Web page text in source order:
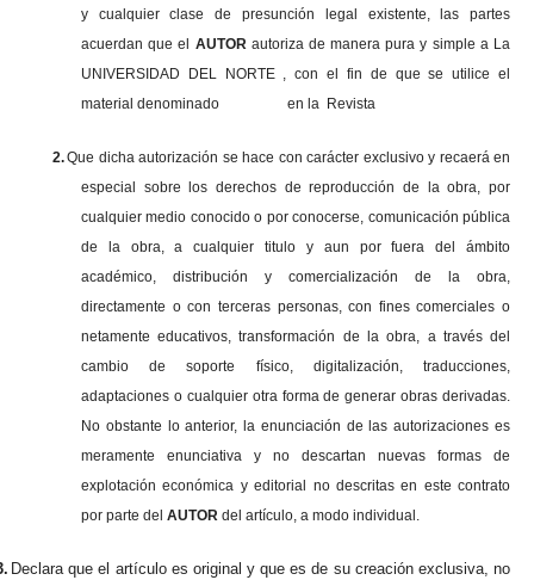
y cualquier clase de presunción legal existente, las partes
acuerdan que el AUTOR autoriza de manera pura y simple a La
UNIVERSIDAD DEL NORTE , con el fin de que se utilice el
material denominado en la Revista
2.Que dicha autorización se hace con carácter exclusivo y recaerá en
especial sobre los derechos de reproducción de la obra, por
cualquier medio conocido o por conocerse, comunicación pública
de la obra, a cualquier titulo y aun por fuera del ámbito
académico, distribución y comercialización de la obra,
directamente o con terceras personas, con fines comerciales o
netamente educativos, transformación de la obra, a través del
cambio de soporte físico, digitalización, traducciones,
adaptaciones o cualquier otra forma de generar obras derivadas.
No obstante lo anterior, la enunciación de las autorizaciones es
meramente enunciativa y no descartan nuevas formas de
explotación económica y editorial no descritas en este contrato
por parte del AUTORdel artículo, a modo individual.
Declara que el artículo es original y que es de su creación exclusiva, no